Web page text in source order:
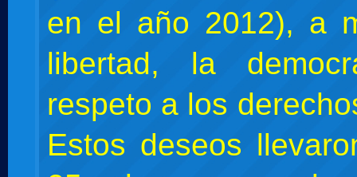
en el año 2012), a
libertad, la
respeto a los
Estos deseos